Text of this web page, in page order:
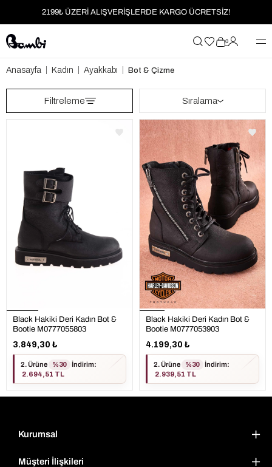
2199₺ ÜZERİ ALIŞVERİŞLERDE KARGO ÜCRETSİZ!
MOBİL UYGULAMAYA ÖZEL İLK ALIŞVERİŞİNİZE %5 İNDİRİM
0
Anasayfa Kadın Ayakkabı Bot & Çizme
Filtreleme Sıralama
Black Hakiki Deri Kadın Bot &
Bootie M0777055803
3.849,30 ₺
2. Ürüne %30 İndirim:
2.694,51 TL
Black Hakiki Deri Kadın Bot &
Bootie M0777053903
4.199,30 ₺
2. Ürüne %30 İndirim:
2.939,51 TL
Kurumsal
Müşteri İlişkileri